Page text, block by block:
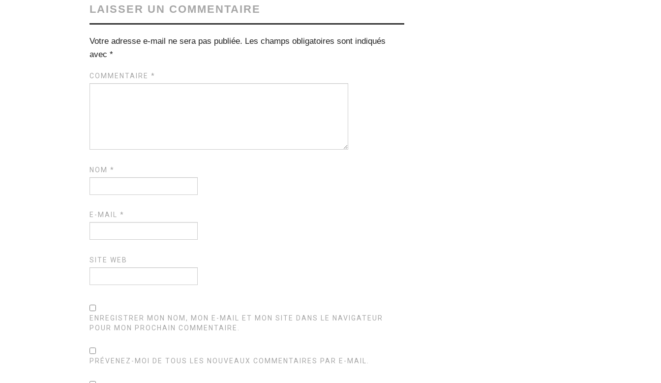
LAISSER UN COMMENTAIRE
Votre adresse e-mail ne sera pas publiée. Les champs obligatoires sont indiqués
avec *
COMMENTAIRE *
NOM *
E-MAIL *
SITE WEB
ENREGISTRER MON NOM, MON E-MAIL ET MON SITE DANS LE NAVIGATEUR
POUR MON PROCHAIN COMMENTAIRE.
PRÉVENEZ-MOI DE TOUS LES NOUVEAUX COMMENTAIRES PAR E-MAIL.